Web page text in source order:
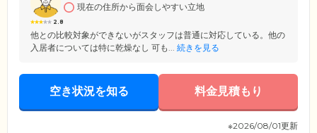
2.8
現在の住所から面会しやすい立地
他との比較対象ができないがスタッフは普通に対応している。他の
入居者については特に乾燥なし 可も... 続きを見る
空き状況を知る 料金見積もり
※2026/08/01更新